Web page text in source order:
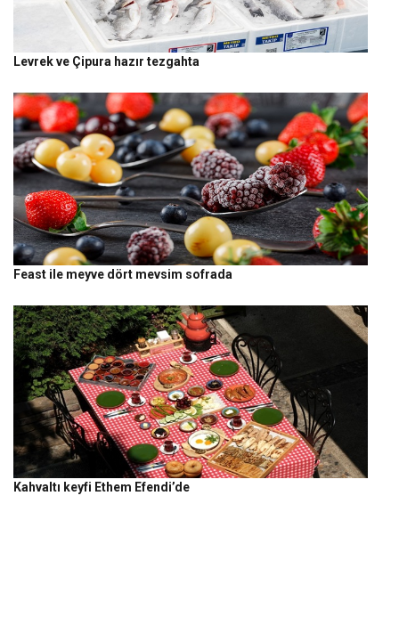
Levrek ve Çipura hazır tezgahta
Feast ile meyve dört mevsim sofrada
Kahvaltı keyfi Ethem Efendi’de